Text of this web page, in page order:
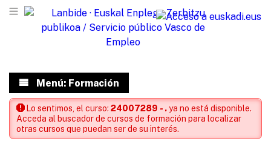
Menú: Formación
Lo sentimos, el curso:24007289 - .ya no está disponible.
Acceda al buscador de cursos de formación para localizar
otras cursos que puedan ser de su interés.